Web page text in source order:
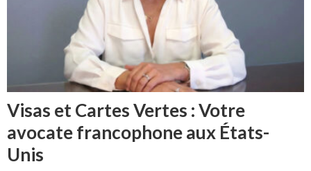
Visas et Cartes Vertes : Votre
avocate francophone aux États-
Unis